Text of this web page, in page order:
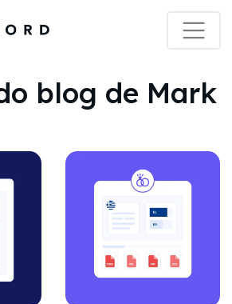
blog de Mark